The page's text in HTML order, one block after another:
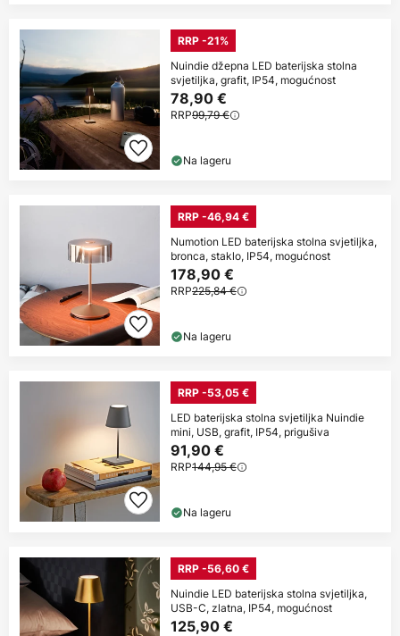
RRP -21%
Nuindie džepna LED baterijska stolna
svjetiljka, grafit, IP54, mogućnost
78,90 €
RRP99,79 €
Na lageru
RRP -46,94 €
Numotion LED baterijska stolna svjetiljka,
bronca, staklo, IP54, mogućnost
178,90 €
RRP225,84 €
Na lageru
RRP -53,05 €
LED baterijska stolna svjetiljka Nuindie
mini, USB, grafit, IP54, prigušiva
91,90 €
RRP144,95 €
Na lageru
RRP -56,60 €
Nuindie LED baterijska stolna svjetiljka,
USB-C, zlatna, IP54, mogućnost
125,90 €